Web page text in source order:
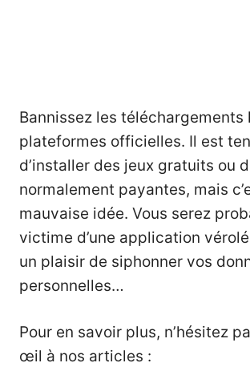
Bannissez les téléchargements
plateformes officielles. Il est
d’installer des jeux gratuits ou
normalement payantes, mais
mauvaise idée. Vous serez
victime d’une application
un plaisir de siphonner vos
personnelles…
Pour en savoir plus, n’hésitez
œil à nos articles :